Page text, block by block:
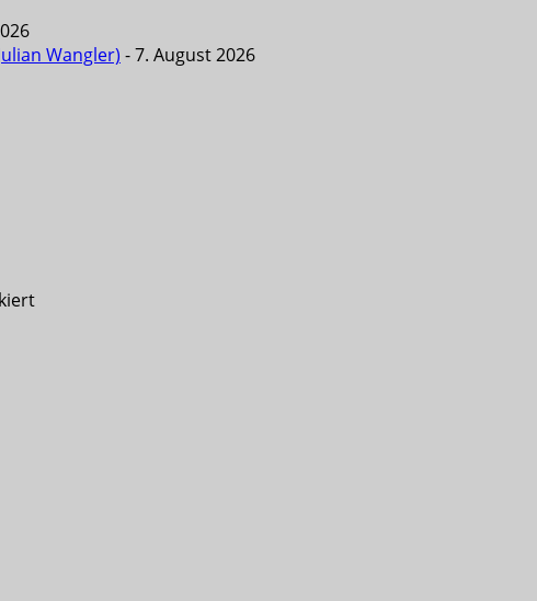
Wangler) - 7. August 2026